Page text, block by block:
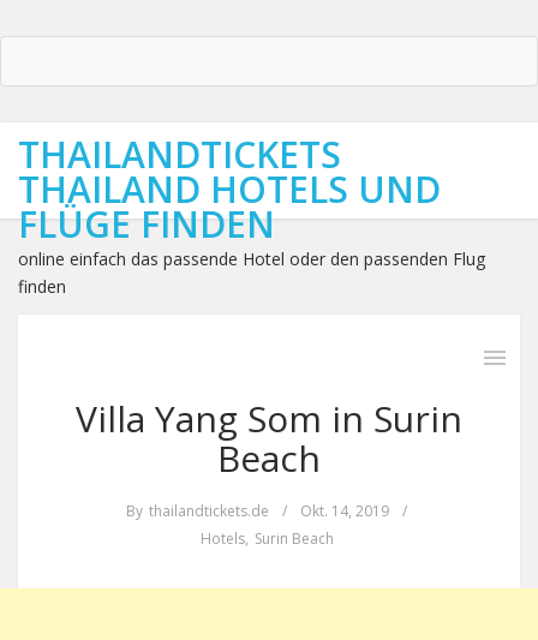
THAILANDTICKETS
THAILAND HOTELS UND
FLÜGE FINDEN
online einfach das passende Hotel oder den passenden Flug
finden
Villa Yang Som in Surin
Beach
By thailandtickets.de / Okt. 14, 2019
/
Hotels, Surin Beach